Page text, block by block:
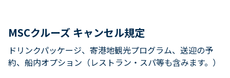
MSCクルーズ キャンセル規定
ドリンクパッケージ、寄港地観光プログラム、送迎の予
約、船内オプション（レストラン・スパ等も含みます。）